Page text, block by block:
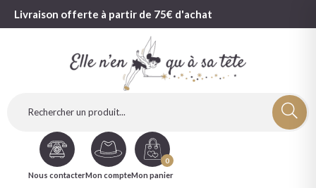
Livraison offerte à partir de 75€ d'achat
Nous contacterMon compte
0
Mon panier